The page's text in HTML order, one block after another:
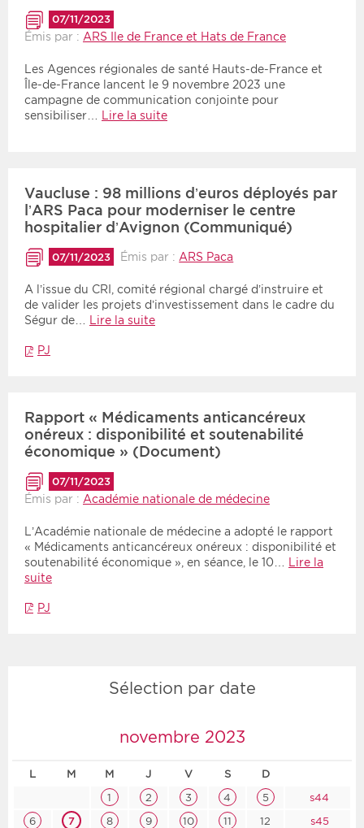
07/11/2023
Émis par : ARS Ile de France et Hats de France
Les Agences régionales de santé Hauts-de-France et
Île-de-France lancent le 9 novembre 2023 une
campagne de communication conjointe pour
sensibiliser…
Lire la suite
Vaucluse : 98 millions d’euros déployés par
l’ARS Paca pour moderniser le centre
hospitalier d’Avignon (Communiqué)
07/11/2023 Émis par : ARS Paca
A l’issue du CRI, comité régional chargé d’instruire et
de valider les projets d’investissement dans le cadre du
Ségur de… Lire la suite
PJ
Rapport « Médicaments anticancéreux
onéreux : disponibilité et soutenabilité
économique » (Document)
07/11/2023
Émis par : Académie nationale de médecine
L’Académie nationale de médecine a adopté le rapport
« Médicaments anticancéreux onéreux : disponibilité et
soutenabilité économique », en séance, le 10… Lire la
suite
PJ
Sélection par date
novembre 2023
L M M J V S D
1 2 3 4 5
s44
6
7 8 9 10 11 12
s45